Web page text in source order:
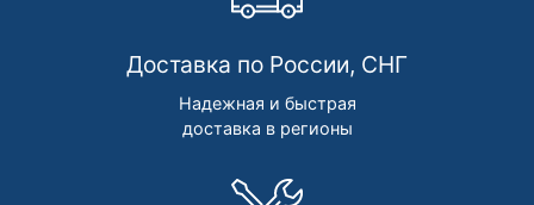
Доставка по России, СНГ
Надежная и быстрая
доставка в регионы